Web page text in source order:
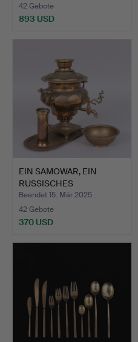
42 Gebote
893 USD
EIN SAMOWAR, EIN
RUSSISCHES
MESSINGTABLETT…
Beendet 15. Mär 2025
42 Gebote
370 USD